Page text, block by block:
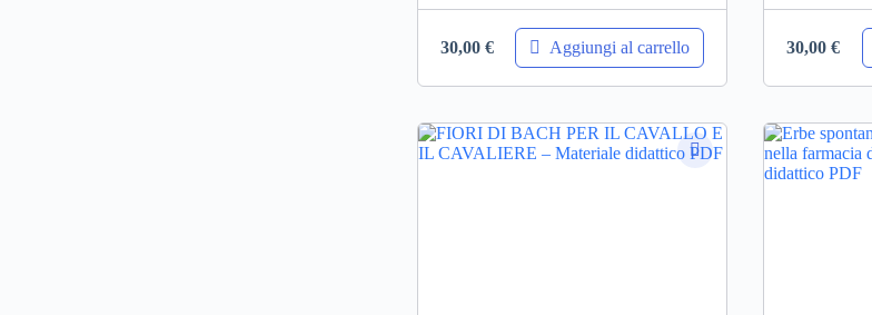
30,00€ Aggiungi al carrello 30,00€